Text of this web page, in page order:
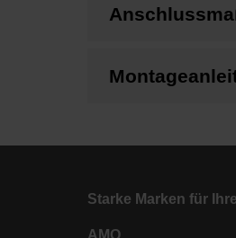
Starke Marken für